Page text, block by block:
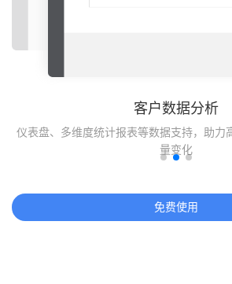
客户数据分析
仪表盘、多维度统计报表等数据支持，助力
量变化
免费使用